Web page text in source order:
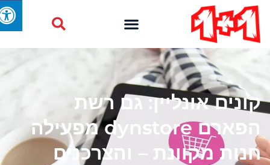
קונים אונליין: גם רשת
הפארם dynstore מפעילה
חנות מקוונת – והצרכנים